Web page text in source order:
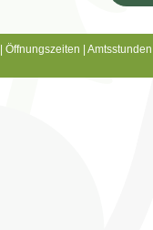
Öffnungszeiten
Amtsstunden